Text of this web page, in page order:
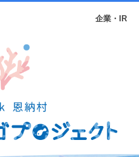
企業・IR